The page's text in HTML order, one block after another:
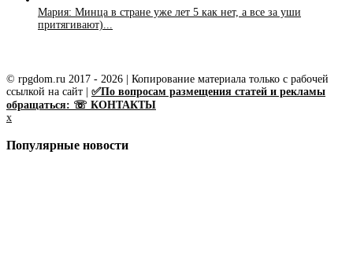
Мария: Минца в стране уже лет 5 как нет, а все за уши
притягивают)...
© rpgdom.ru 2017 - 2026 | Копирование материала только с рабочей
ссылкой на сайт | ✅По вопросам размещения статей и рекламы
обращаться: ☏ КОНТАКТЫ
x
Популярные новости